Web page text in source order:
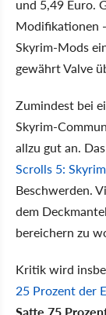
und 5,49 Euro.
Modifikationen
Skyrim-Mods
gewährt Valve
Zumindest bei
Skyrim-
allzu gut an. Das
Scrolls 5: Skyrim
Beschwerden.
dem
bereichern zu
Kritik wird
25 Prozent der
Satte 75